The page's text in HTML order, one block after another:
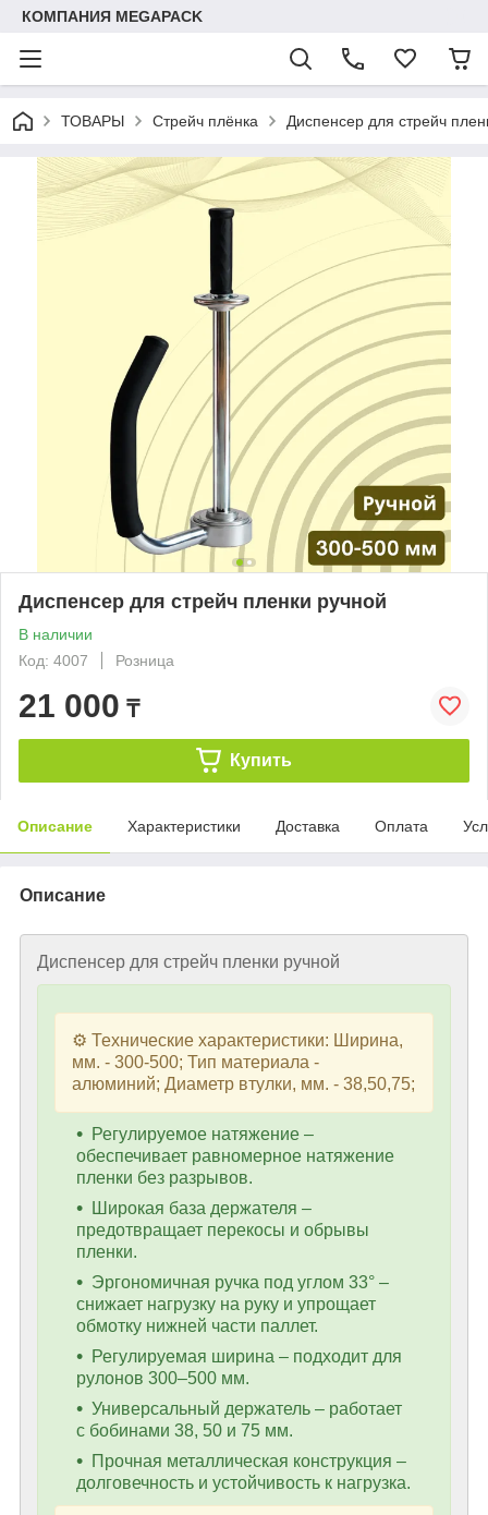
КОМПАНИЯ MEGAPACK
ТОВАРЫ Стрейч плёнка Диспенсер для стрейч
Диспенсер для стрейч пленки ручной
В наличии
Код: 4007
Розница
21 000 ₸
Купить
Описание Характеристики Доставка Оплата
Описание
Диспенсер для стрейч пленки ручной
⚙️ Технические характеристики: Ширина,
мм. - 300-500; Тип материала -
алюминий; Диаметр втулки, мм. - 38,50,75;
Регулируемое натяжение –
обеспечивает равномерное натяжение
пленки без разрывов.
Широкая база держателя –
предотвращает перекосы и обрывы
пленки.
Эргономичная ручка под углом 33° –
снижает нагрузку на руку и упрощает
обмотку нижней части паллет.
Регулируемая ширина – подходит для
рулонов 300–500 мм.
Универсальный держатель – работает
с бобинами 38, 50 и 75 мм.
Прочная металлическая конструкция –
долговечность и устойчивость к нагрузка.